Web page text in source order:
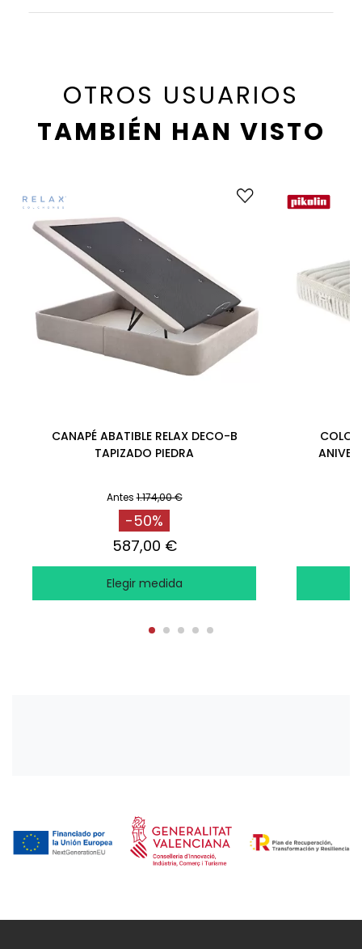
OTROS USUARIOS
TAMBIÉN HAN VISTO
CANAPÉ ABATIBLE RELAX DECO-B
TAPIZADO PIEDRA
Antes 1.174,00 €
-50%
587,00 €
Elegir medida